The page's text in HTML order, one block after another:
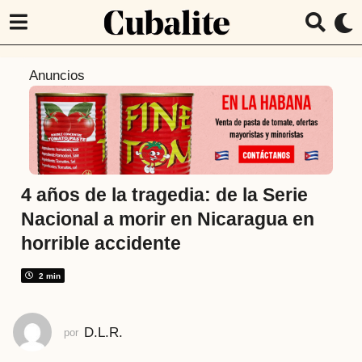
m
a
t
r
á
s
m
e
s
Anuncios
4 años de la tragedia: de la Serie
Nacional a morir en Nicaragua en
horrible accidente
2 min
por D.L.R.